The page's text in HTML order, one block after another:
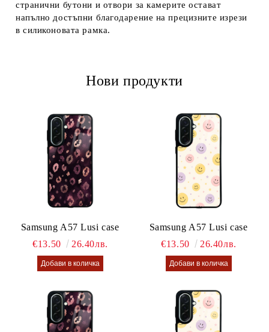
странични бутони и отвори за камерите остават
напълно достъпни благодарение на прецизните изрези
в силиконовата рамка.
Нови продукти
Samsung A57 Lusi case
€13.50
26.40лв.
Samsung A57 Lusi case
€13.50
26.40лв.